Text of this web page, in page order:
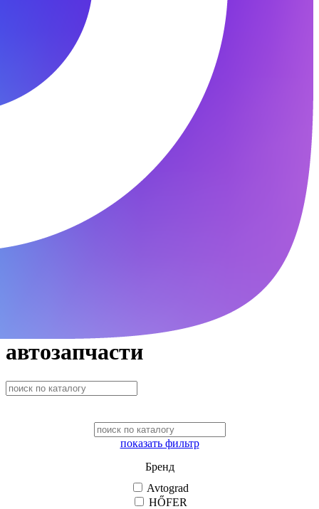
автозапчасти
показать фильтр
Бренд
Avtograd
HŐFER